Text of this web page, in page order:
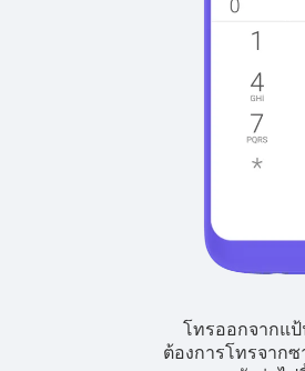
โทรออกจากแ
ต้องการโทรจากซ